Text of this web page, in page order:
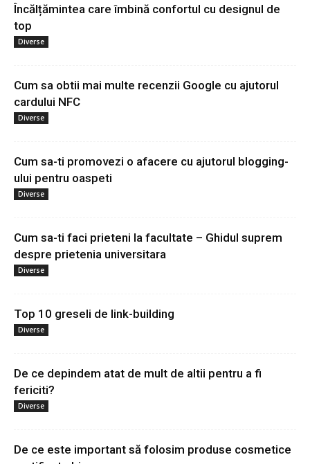
Încălțămintea care îmbină confortul cu designul de
top
Diverse
Cum sa obtii mai multe recenzii Google cu ajutorul
cardului NFC
Diverse
Cum sa-ti promovezi o afacere cu ajutorul blogging-
ului pentru oaspeti
Diverse
Cum sa-ti faci prieteni la facultate – Ghidul suprem
despre prietenia universitara
Diverse
Top 10 greseli de link-building
Diverse
De ce depindem atat de mult de altii pentru a fi
fericiti?
Diverse
De ce este important să folosim produse cosmetice